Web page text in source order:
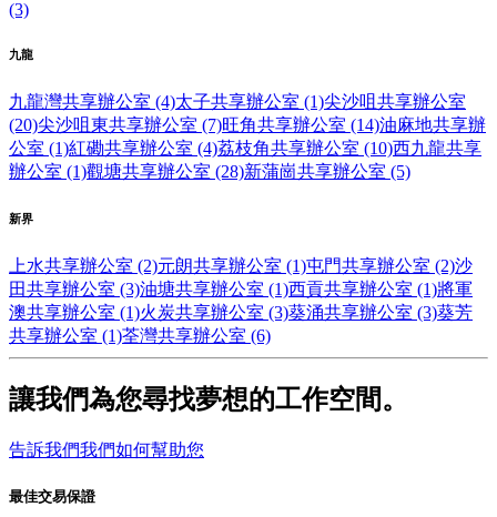
(3)
九龍
九龍灣共享辦公室 (4)太子共享辦公室 (1)尖沙咀共享辦公室
(20)尖沙咀東共享辦公室 (7)旺角共享辦公室 (14)油麻地共享辦
公室 (1)紅磡共享辦公室 (4)荔枝角共享辦公室 (10)西九龍共享
辦公室 (1)觀塘共享辦公室 (28)新蒲崗共享辦公室 (5)
新界
上水共享辦公室 (2)元朗共享辦公室 (1)屯門共享辦公室 (2)沙
田共享辦公室 (3)油塘共享辦公室 (1)西貢共享辦公室 (1)將軍
澳共享辦公室 (1)火炭共享辦公室 (3)葵涌共享辦公室 (3)葵芳
共享辦公室 (1)荃灣共享辦公室 (6)
讓我們為您尋找夢想的工作空間。
告訴我們我們如何幫助您
最佳交易保證